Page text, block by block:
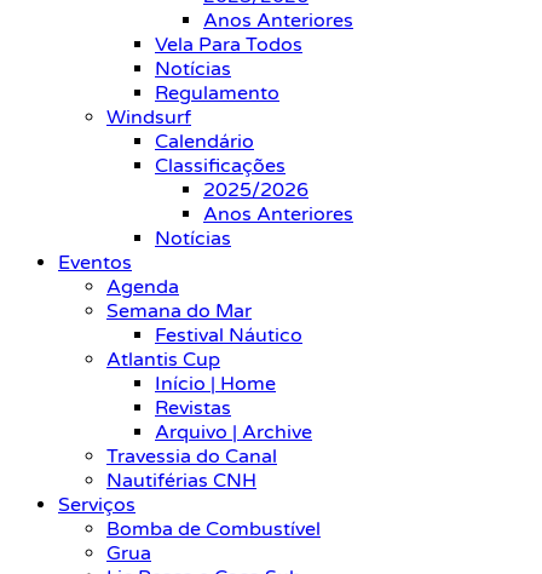
Anos Anteriores
Vela Para Todos
Notícias
Regulamento
Windsurf
Calendário
Classificações
2025/2026
Anos Anteriores
Notícias
Eventos
Agenda
Semana do Mar
Festival Náutico
Atlantis Cup
Início | Home
Revistas
Arquivo | Archive
Travessia do Canal
Nautiférias CNH
Serviços
Bomba de Combustível
Grua